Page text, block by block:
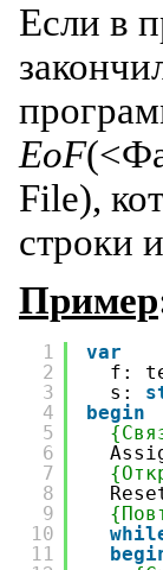
Если в
EoF
File),
строки
Пример
1
2
3
4
5
6
7
8
9
10
11
var
f:
s:
begin